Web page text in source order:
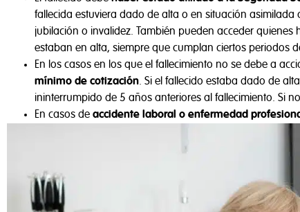
fallecida estuviera dado de alta o en situación
jubilación o invalidez. También pueden acceder
estaban en alta, siempre que cumplan ciertos periodos
En los casos en los que el fallecimiento no se debe a
mínimo de cotización. Si el fallecido estaba dado de
ininterrumpido de 5 años anteriores al fallecimiento. Si
En casos de accidente laboral o enfermedad